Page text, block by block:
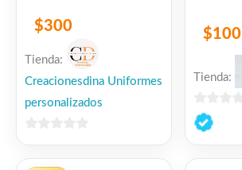
$300
Tienda:
Creacionesdina Uniformes
personalizados
$100
Tienda:
0
de